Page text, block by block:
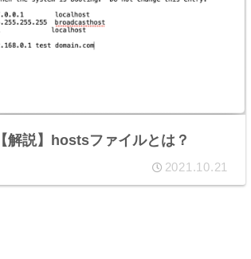
【解説】hostsファイルとは？
2021.10.21